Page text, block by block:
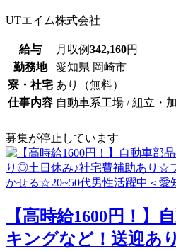
UTエイム株式会社
給与 月収例342,160円
勤務地
愛知県 岡崎市
寮・社宅 あり（無料）
仕事内容 自動車系工場 / 組立・
募集が停止しています
【高時給1600円！】
キングなど！送迎あ